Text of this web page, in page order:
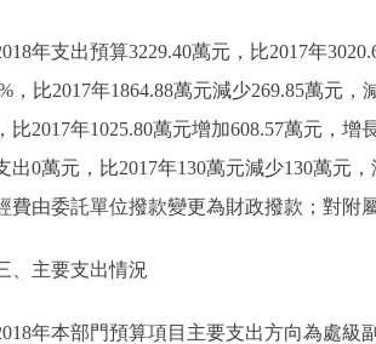
DEUTSCH
ESPAÑOL
年支出預算3229.40萬元，比2017年
，比2017年1864.88萬元減少269.85萬元
比2017年1025.80萬元增加608.57萬元，
出0萬元，比2017年130萬元減少130萬元
費由委託單位撥款變更為財政撥款；對附
主要支出情況
年本部門預算項目主要支出方向為處級